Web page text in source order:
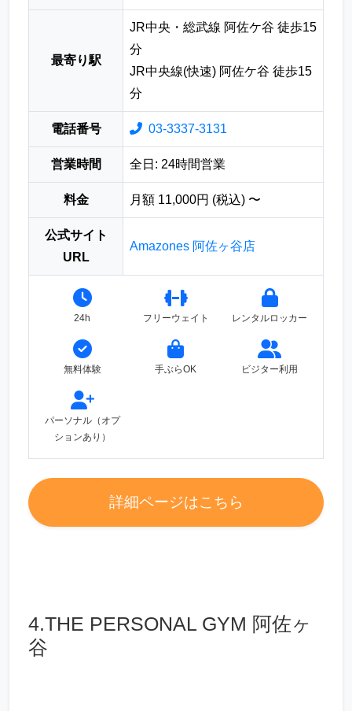
最寄り駅
JR中央・総武線 阿佐ケ谷 徒歩15
分
JR中央線(快速) 阿佐ケ谷 徒歩15
分
電話番号 03-3337-3131
営業時間 全日: 24時間営業
料金 月額 11,000円 (税込) 〜
公式サイト
URL
Amazones 阿佐ヶ谷店
24h フリーウェイト レンタルロッカー
無料体験 手ぶらOK ビジター利用
パーソナル（オプ
ションあり）
詳細ページはこちら
4.THE PERSONAL GYM 阿佐ヶ
谷